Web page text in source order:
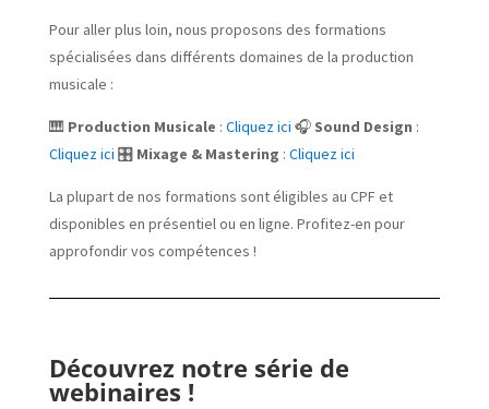
Pour aller plus loin, nous proposons des formations
spécialisées dans différents domaines de la production
musicale :
🎹 Production Musicale : Cliquez ici 🎧 Sound Design :
Cliquez ici 🎛️ Mixage & Mastering : Cliquez ici
La plupart de nos formations sont éligibles au CPF et
disponibles en présentiel ou en ligne. Profitez-en pour
approfondir vos compétences !
Découvrez notre série de
webinaires !